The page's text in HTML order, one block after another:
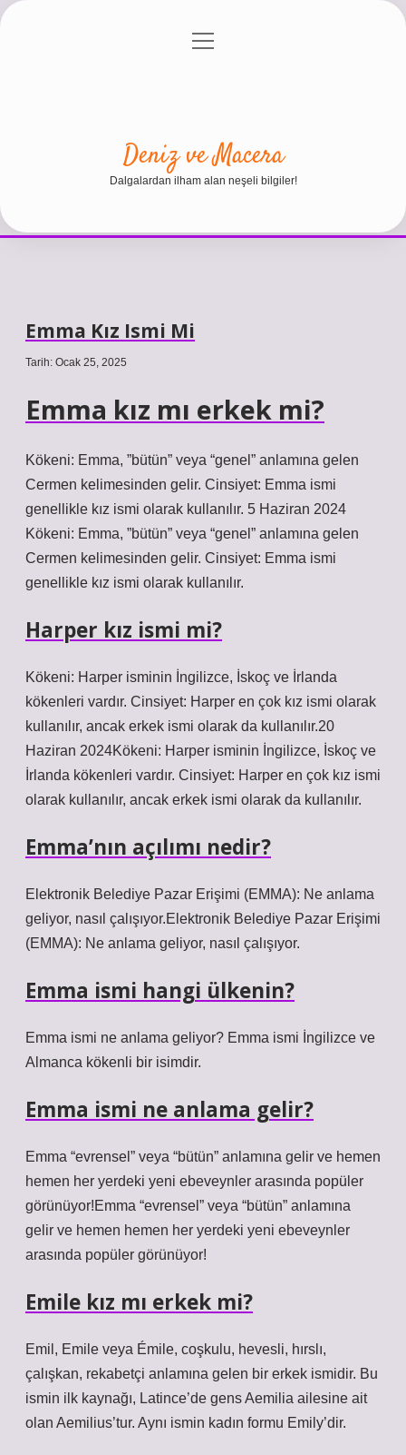
Gizlilik Politikası
menüyü
Deniz ve Macera
Dalgalardan ilham alan neşeli bilgiler!
Emma Kız Ismi Mi
Tarih: Ocak 25, 2025
Emma kız mı erkek mi?
Kökeni: Emma, ​​”bütün” veya “genel” anlamına gelen
Cermen kelimesinden gelir. Cinsiyet: Emma ismi
genellikle kız ismi olarak kullanılır. 5 Haziran 2024
Kökeni: Emma, ​​”bütün” veya “genel” anlamına gelen
Cermen kelimesinden gelir. Cinsiyet: Emma ismi
genellikle kız ismi olarak kullanılır.
Harper kız ismi mi?
Kökeni: Harper isminin İngilizce, İskoç ve İrlanda
kökenleri vardır. Cinsiyet: Harper en çok kız ismi olarak
kullanılır, ancak erkek ismi olarak da kullanılır.20
Haziran 2024Kökeni: Harper isminin İngilizce, İskoç ve
İrlanda kökenleri vardır. Cinsiyet: Harper en çok kız ismi
olarak kullanılır, ancak erkek ismi olarak da kullanılır.
Emma’nın açılımı nedir?
Elektronik Belediye Pazar Erişimi (EMMA): Ne anlama
geliyor, nasıl çalışıyor.Elektronik Belediye Pazar Erişimi
(EMMA): Ne anlama geliyor, nasıl çalışıyor.
Emma ismi hangi ülkenin?
Emma ismi ne anlama geliyor? Emma ismi İngilizce ve
Almanca kökenli bir isimdir.
Emma ismi ne anlama gelir?
Emma “evrensel” veya “bütün” anlamına gelir ve hemen
hemen her yerdeki yeni ebeveynler arasında popüler
görünüyor!Emma “evrensel” veya “bütün” anlamına
gelir ve hemen hemen her yerdeki yeni ebeveynler
arasında popüler görünüyor!
Emile kız mı erkek mi?
Emil, Emile veya Émile, coşkulu, hevesli, hırslı,
çalışkan, rekabetçi anlamına gelen bir erkek ismidir. Bu
ismin ilk kaynağı, Latince’de gens Aemilia ailesine ait
olan Aemilius’tur. Aynı ismin kadın formu Emily’dir.